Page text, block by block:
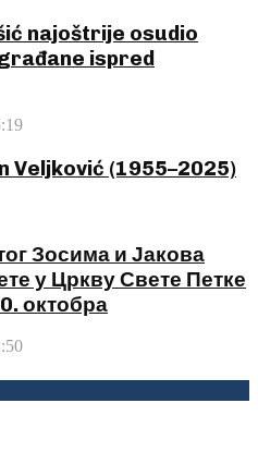
najoštrije osudio
ispred
Veljković (1955–2025)
Зосима и Јакова
у Цркву Свете Петке
октобра